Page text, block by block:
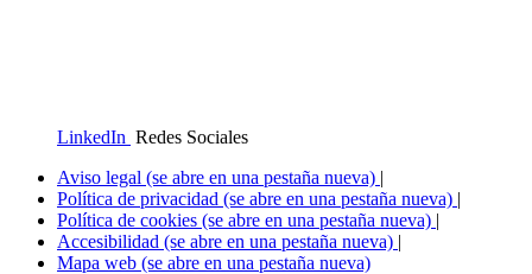
LinkedIn Redes Sociales
Aviso legal (se abre en una pestaña nueva) |
Política de privacidad (se abre en una pestaña nueva) |
Política de cookies (se abre en una pestaña nueva) |
Accesibilidad (se abre en una pestaña nueva) |
Mapa web (se abre en una pestaña nueva)